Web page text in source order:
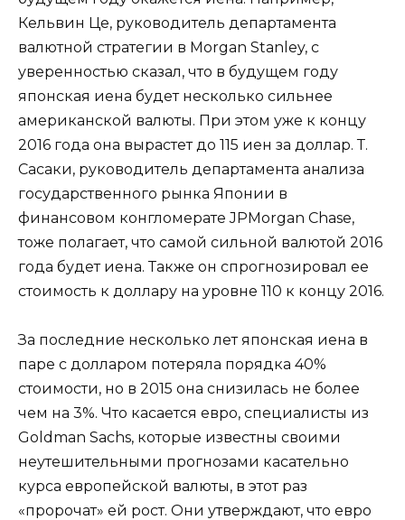
Кельвин Це, руководитель департамента
валютной стратегии в Morgan Stanley, с
уверенностью сказал, что в будущем году
японская иена будет несколько сильнее
американской валюты. При этом уже к концу
2016 года она вырастет до 115 иен за доллар. Т.
Сасаки, руководитель департамента анализа
государственного рынка Японии в
финансовом конгломерате JPMorgan Chase,
тоже полагает, что самой сильной валютой 2016
года будет иена. Также он спрогнозировал ее
стоимость к доллару на уровне 110 к концу 2016.
За последние несколько лет японская иена в
паре с долларом потеряла порядка 40%
стоимости, но в 2015 она снизилась не более
чем на 3%. Что касается евро, специалисты из
Goldman Sachs, которые известны своими
неутешительными прогнозами касательно
курса европейской валюты, в этот раз
«пророчат» ей рост. Они утверждают, что евро